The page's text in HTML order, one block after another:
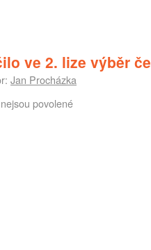
ve 2. lize výběr
Jan Procházka
povolené